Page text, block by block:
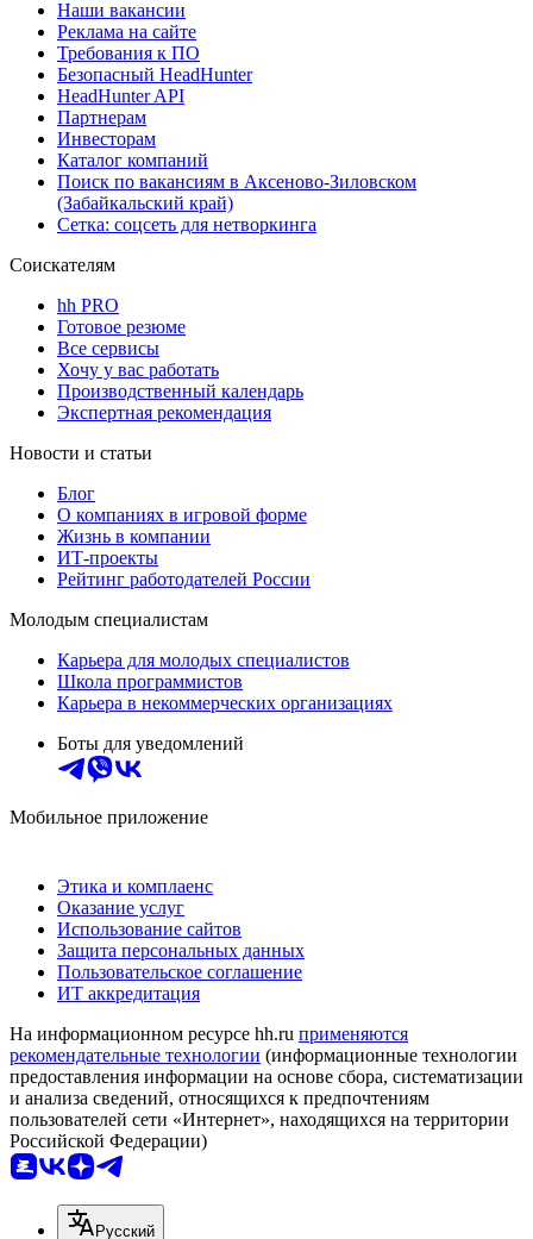
Наши вакансии
Реклама на сайте
Требования к ПО
Безопасный HeadHunter
HeadHunter API
Партнерам
Инвесторам
Каталог компаний
Поиск по вакансиям в Аксеново-Зиловском
(Забайкальский край)
Сетка: соцсеть для нетворкинга
Соискателям
hh PRO
Готовое резюме
Все сервисы
Хочу у вас работать
Производственный календарь
Экспертная рекомендация
Новости и статьи
Блог
О компаниях в игровой форме
Жизнь в компании
ИТ-проекты
Рейтинг работодателей России
Молодым специалистам
Карьера для молодых специалистов
Школа программистов
Карьера в некоммерческих организациях
Боты для уведомлений
Мобильное приложение
Этика и комплаенс
Оказание услуг
Использование сайтов
Защита персональных данных
Пользовательское соглашение
ИТ аккредитация
На информационном ресурсе hh.ru применяются
рекомендательные технологии (информационные технологии
предоставления информации на основе сбора, систематизации
и анализа сведений, относящихся к предпочтениям
пользователей сети «Интернет», находящихся на территории
Российской Федерации)
Русский